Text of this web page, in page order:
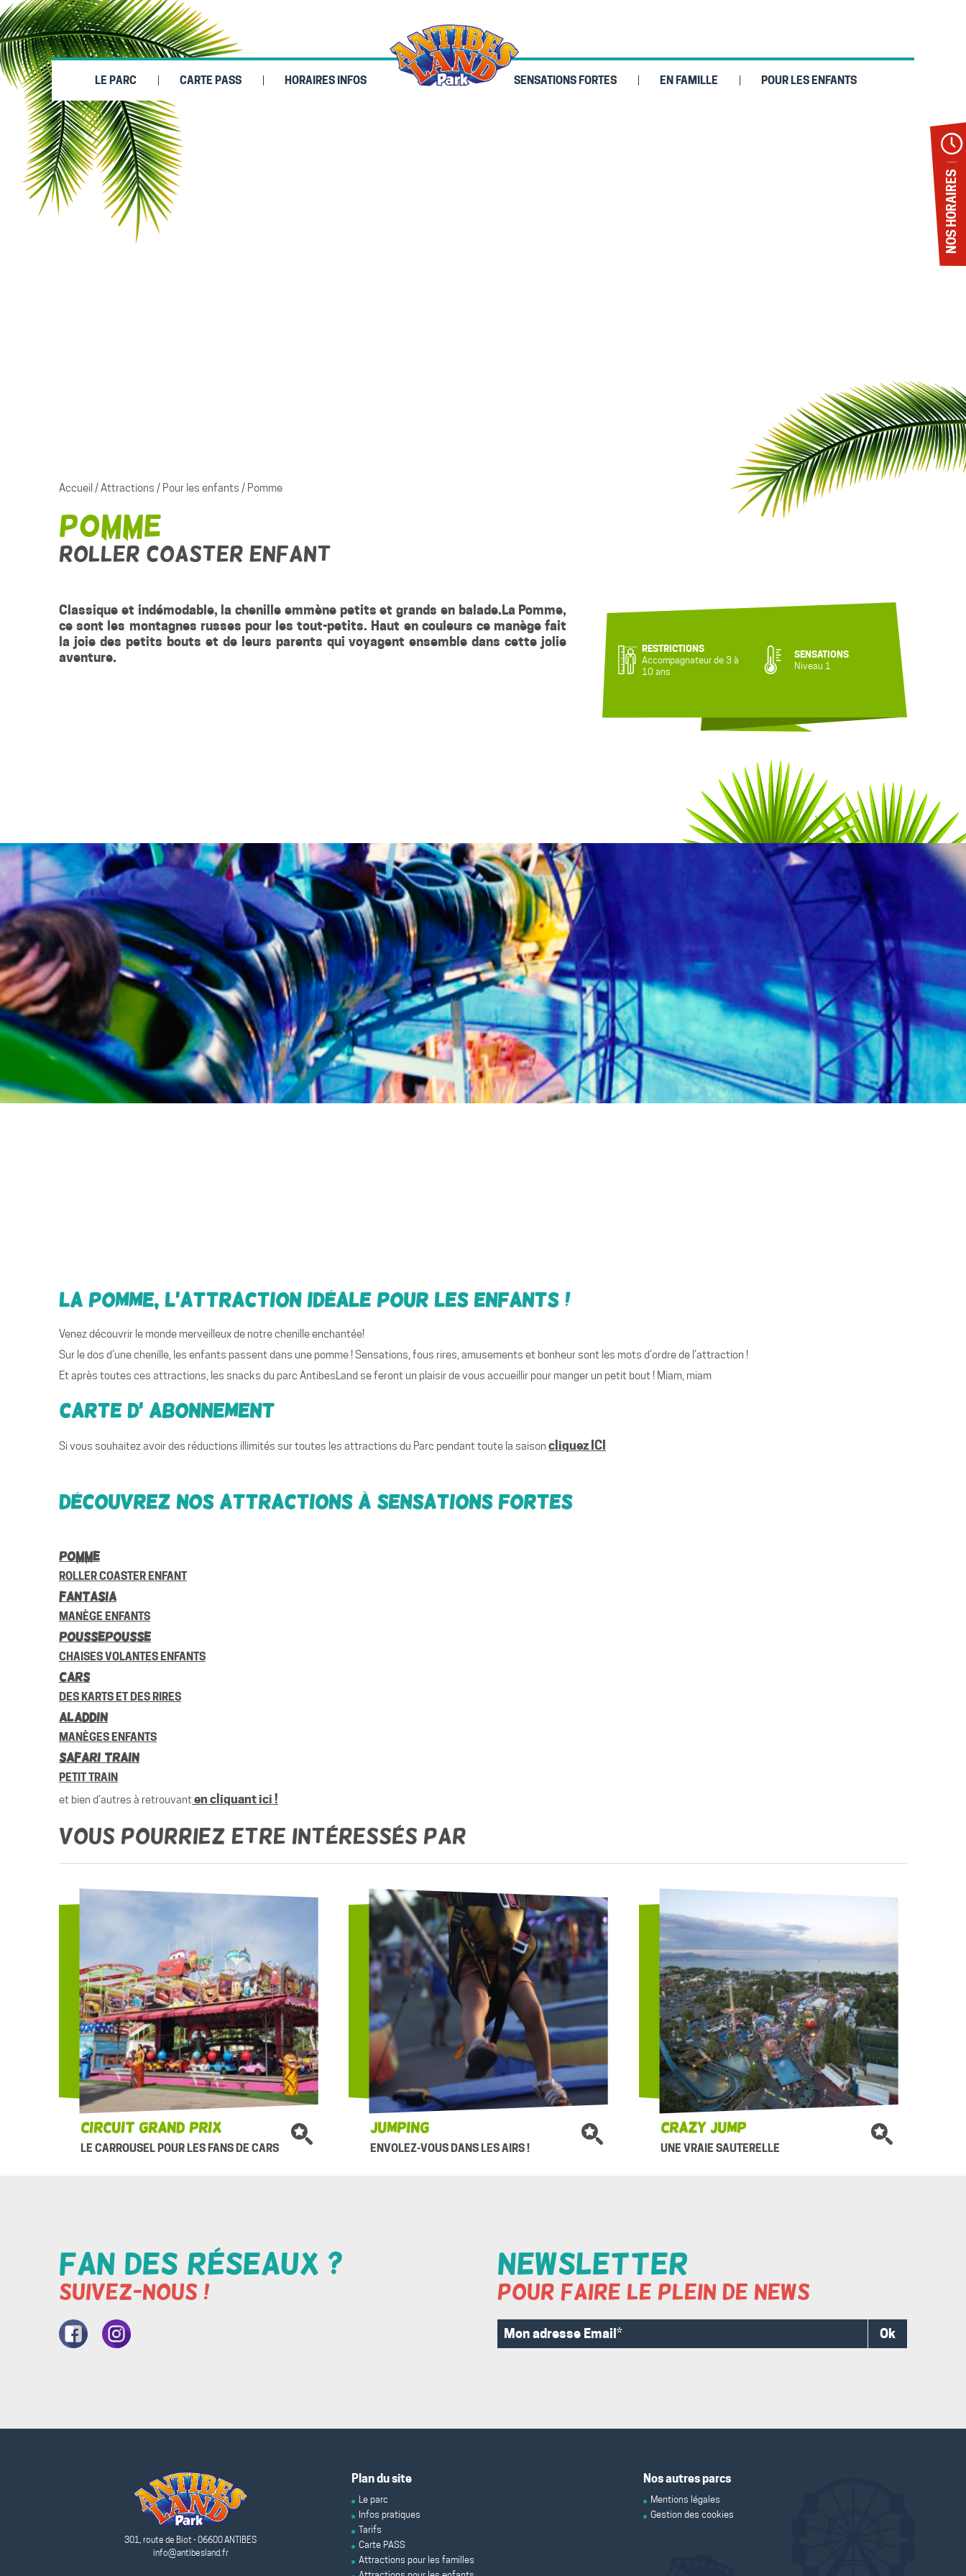
LE PARC CARTE PASS HORAIRES INFOS SENSATIONS FORTES EN FAMILLE POUR LES ENFANTS
Accueil /Attractions / Pour les enfants / Pomme
Pomme
Roller coaster enfant
Classique et indémodable, la chenille emmène petits et grands en balade. La Pomme,
ce sont les montagnes russes pour les tout-petits. Haut en couleurs ce manège fait
la joie des petits bouts et de leurs parents qui voyagent ensemble dans cette jolie
aventure.
RESTRICTIONS
Accompagnateur de 3 à
10 ans
SENSATIONS
Niveau 1
La Pomme, l’attraction idéale pour les enfants !
Venez découvrir le monde merveilleux de notre chenille enchantée!
Sur le dos d’une chenille, les enfants passent dans une pomme ! Sensations, fous rires, amusements et bonheur sont les mots d’ordre de l’attraction !
Et après toutes ces attractions, les snacks du parc AntibesLand se feront un plaisir de vous accueillir pour manger un petit bout ! Miam, miam
Carte d’ Abonnement
Si vous souhaitez avoir des réductions illimités sur toutes les attractions du Parc pendant toute la saison cliquez ICI
Découvrez nos attractions à sensations fortes
Pomme
ROLLER COASTER ENFANT
Fantasia
MANÈGE ENFANTS
POUSSEPOUSSE
CHAISES VOLANTES ENFANTS
Cars
DES KARTS ET DES RIRES
Aladdin
MANÈGES ENFANTS
Safari Train
PETIT TRAIN
et bien d’autres à retrouvanten cliquant ici !
Vous pourriez etre intéressés par
Circuit Grand prix
LE CARROUSEL POUR LES FANS DE CARS
Jumping
ENVOLEZ-VOUS DANS LES AIRS !
Crazy Jump
UNE VRAIE SAUTERELLE
Fan des réseaux ?
Suivez-nous !
NoreNore
Newsletter
Pour faire le plein de news
Mon
adresse
Ok
301, route de Biot - 06600 ANTIBES
info@antibesland.fr
Plan du site
Le parc
Infos pratiques
Tarifs
Carte PASS
Attractions pour les familles
Nos autres parcs
Mentions légales
Gestion des cookies
NOS HORAIRES